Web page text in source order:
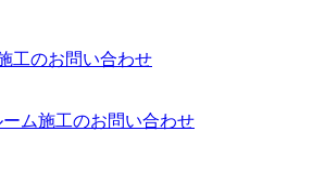
工のお問い合わせ
ム施工のお問い合わせ